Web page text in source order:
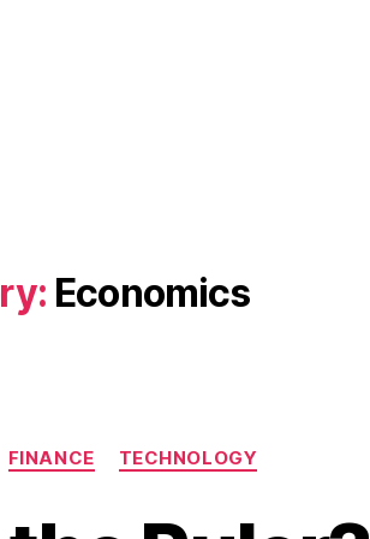
Economics
Categories
FINANCE TECHNOLOGY